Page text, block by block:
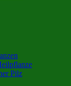
Pilz